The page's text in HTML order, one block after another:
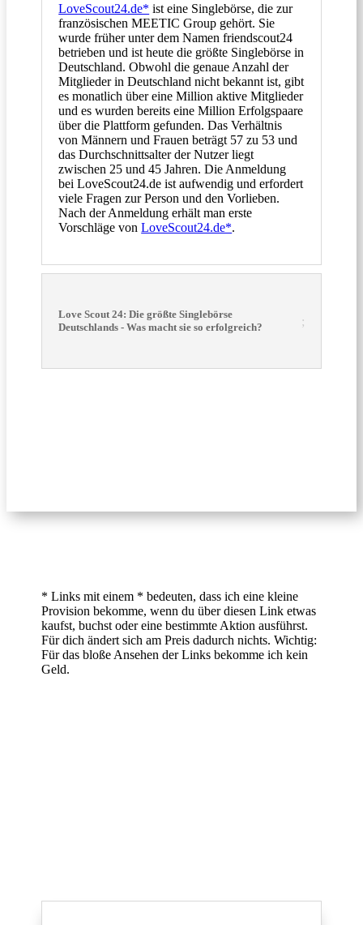
LoveScout24.de* ist eine Singlebörse, die zur
französischen MEETIC Group gehört. Sie
wurde früher unter dem Namen friendscout24
betrieben und ist heute die größte Singlebörse in
Deutschland. Obwohl die genaue Anzahl der
Mitglieder in Deutschland nicht bekannt ist, gibt
es monatlich über eine Million aktive Mitglieder
und es wurden bereits eine Million Erfolgspaare
über die Plattform gefunden. Das Verhältnis
von Männern und Frauen beträgt 57 zu 53 und
das Durchschnittsalter der Nutzer liegt
zwischen 25 und 45 Jahren. Die Anmeldung
bei LoveScout24.de ist aufwendig und erfordert
viele Fragen zur Person und den Vorlieben.
Nach der Anmeldung erhält man erste
Vorschläge vonLoveScout24.de*.
Love Scout 24: Die größte Singlebörse
Deutschlands - Was macht sie so erfolgreich?
* Links mit einem * bedeuten, dass ich eine kleine
Provision bekomme, wenn du über diesen Link etwas
kaufst, buchst oder eine bestimmte Aktion ausführst.
Für dich ändert sich am Preis dadurch nichts. Wichtig:
Für das bloße Ansehen der Links bekomme ich kein
Geld.